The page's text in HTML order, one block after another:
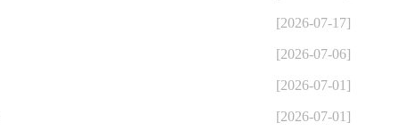
[2026-07-17]
[2026-07-06]
[2026-07-01]
[2026-07-01]